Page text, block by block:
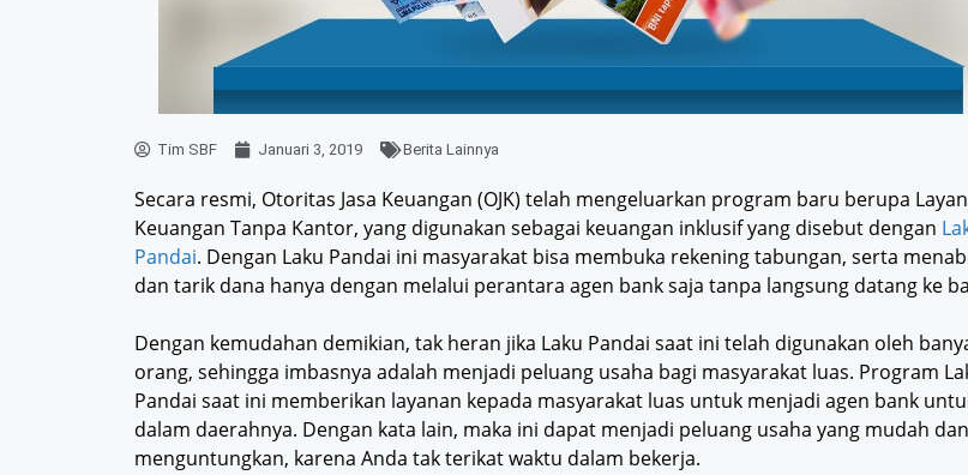
Tim SBF Januari 3, 2019 Berita Lainnya
Secara resmi, Otoritas Jasa Keuangan (OJK) telah mengeluarkan program baru berupa
Keuangan Tanpa Kantor, yang digunakan sebagai keuangan inklusif yang disebut dengan
Pandai. Dengan Laku Pandai ini masyarakat bisa membuka rekening tabungan, serta
dan tarik dana hanya dengan melalui perantara agen bank saja tanpa langsung datang ke
Dengan kemudahan demikian, tak heran jika Laku Pandai saat ini telah digunakan oleh
orang, sehingga imbasnya adalah menjadi peluang usaha bagi masyarakat luas. Program
Pandai saat ini memberikan layanan kepada masyarakat luas untuk menjadi agen bank
dalam daerahnya. Dengan kata lain, maka ini dapat menjadi peluang usaha yang mudah dan
menguntungkan, karena Anda tak terikat waktu dalam bekerja.